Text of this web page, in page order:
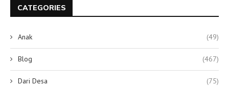
CATEGORIES
Anak (49)
Blog (467)
Dari Desa (75)